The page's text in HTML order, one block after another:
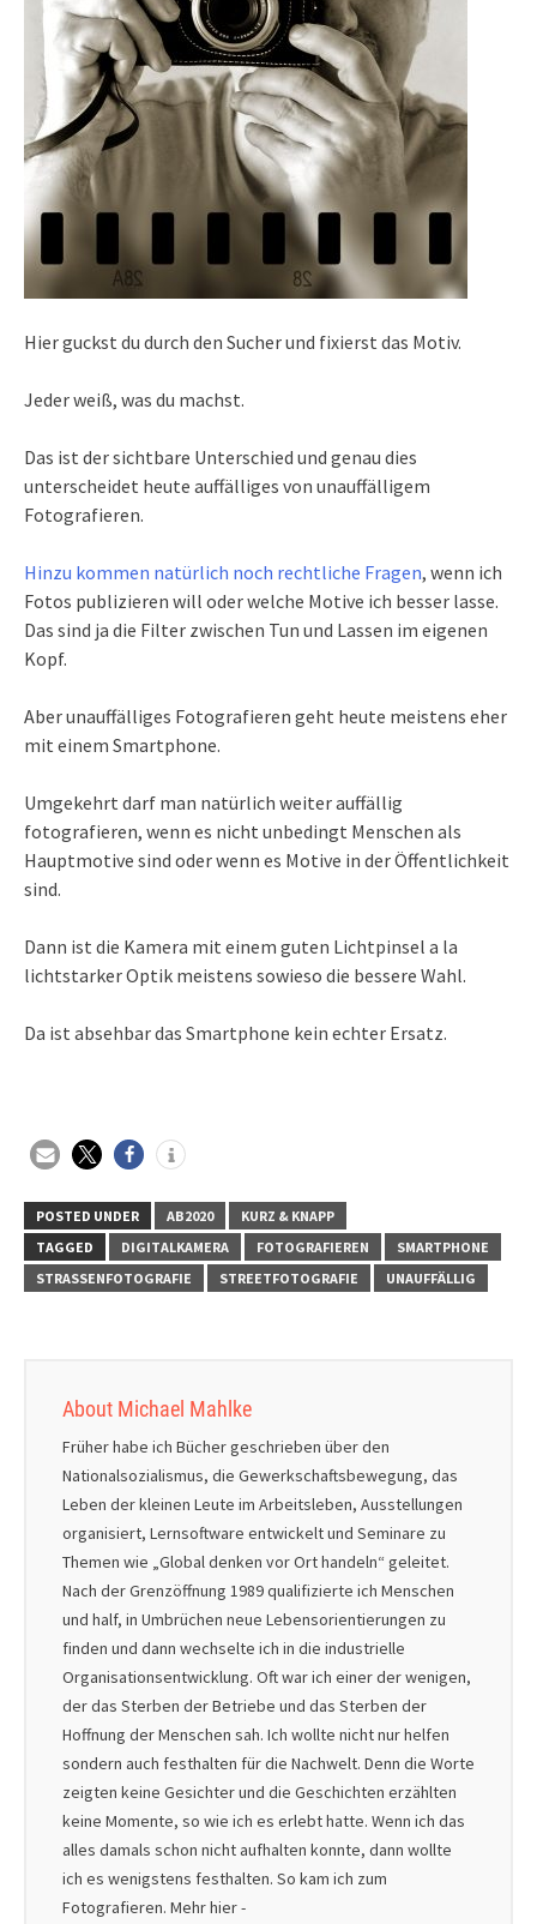
Hier guckst du durch den Sucher und fixierst das Motiv.
Jeder weiß, was du machst.
Das ist der sichtbare Unterschied und genau dies
unterscheidet heute auffälliges von unauffälligem
Fotografieren.
Hinzu kommen natürlich noch rechtliche Fragen, wenn ich
Fotos publizieren will oder welche Motive ich besser lasse.
Das sind ja die Filter zwischen Tun und Lassen im eigenen
Kopf.
Aber unauffälliges Fotografieren geht heute meistens eher
mit einem Smartphone.
Umgekehrt darf man natürlich weiter auffällig
fotografieren, wenn es nicht unbedingt Menschen als
Hauptmotive sind oder wenn es Motive in der Öffentlichkeit
sind.
Dann ist die Kamera mit einem guten Lichtpinsel a la
lichtstarker Optik meistens sowieso die bessere Wahl.
Da ist absehbar das Smartphone kein echter Ersatz.
POSTED UNDER AB2020
KURZ & KNAPP
TAGGED
DIGITALKAMERA FOTOGRAFIEREN
SMARTPHONE
STRASSENFOTOGRAFIE
STREETFOTOGRAFIE UNAUFFÄLLIG
About Michael Mahlke
Früher habe ich Bücher geschrieben über den
Nationalsozialismus, die Gewerkschaftsbewegung, das
Leben der kleinen Leute im Arbeitsleben, Ausstellungen
organisiert, Lernsoftware entwickelt und Seminare zu
Themen wie „Global denken vor Ort handeln“ geleitet.
Nach der Grenzöffnung 1989 qualifizierte ich Menschen
und half, in Umbrüchen neue Lebensorientierungen zu
finden und dann wechselte ich in die industrielle
Organisationsentwicklung. Oft war ich einer der wenigen,
der das Sterben der Betriebe und das Sterben der
Hoffnung der Menschen sah. Ich wollte nicht nur helfen
sondern auch festhalten für die Nachwelt. Denn die Worte
zeigten keine Gesichter und die Geschichten erzählten
keine Momente, so wie ich es erlebt hatte. Wenn ich das
alles damals schon nicht aufhalten konnte, dann wollte
ich es wenigstens festhalten. So kam ich zum
Fotografieren. Mehr hier -